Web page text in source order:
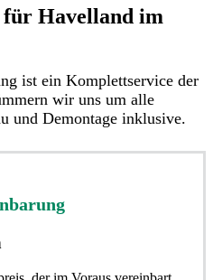
für Havelland im
ist ein Komplettservice der
wir uns um alle
und Demontage inklusive.